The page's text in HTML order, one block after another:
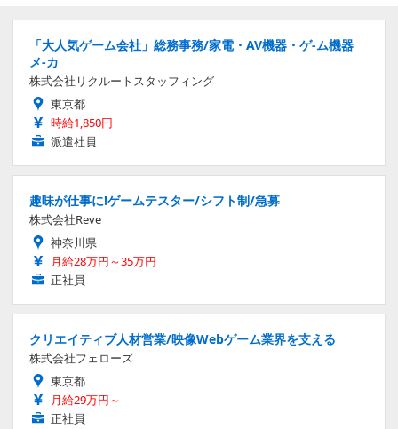
「大人気ゲーム会社」総務事務/家電・AV機器・ゲ-ム機器
メ-カ
株式会社リクルートスタッフィング
東京都
時給1,850円
派遣社員
趣味が仕事に!ゲームテスター/シフト制/急募
株式会社Reve
神奈川県
月給28万円～35万円
正社員
クリエイティブ人材営業/映像Webゲーム業界を支える
株式会社フェローズ
東京都
月給29万円～
正社員